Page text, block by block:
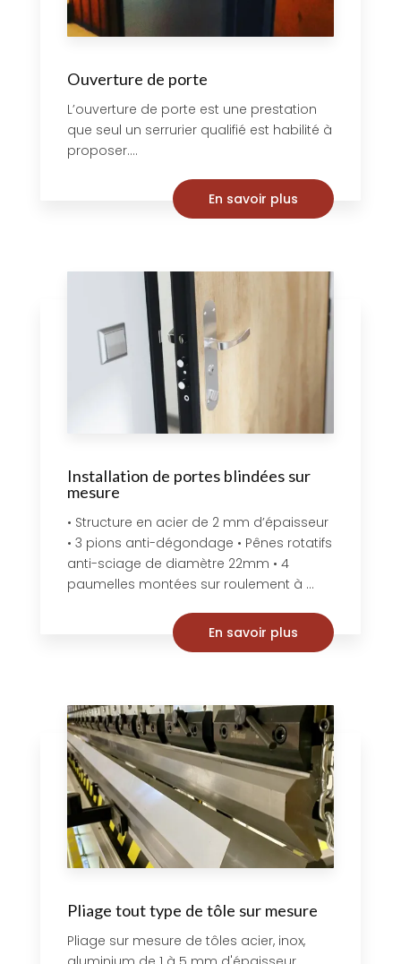
Ouverture de porte
L’ouverture de porte est une prestation
que seul un serrurier qualifié est habilité à
proposer....
En savoir plus
Installation de portes blindées sur
mesure
• Structure en acier de 2 mm d’épaisseur
• 3 pions anti-dégondage • Pênes rotatifs
anti-sciage de diamètre 22mm • 4
paumelles montées sur roulement à ...
En savoir plus
Pliage tout type de tôle sur mesure
Pliage sur mesure de tôles acier, inox,